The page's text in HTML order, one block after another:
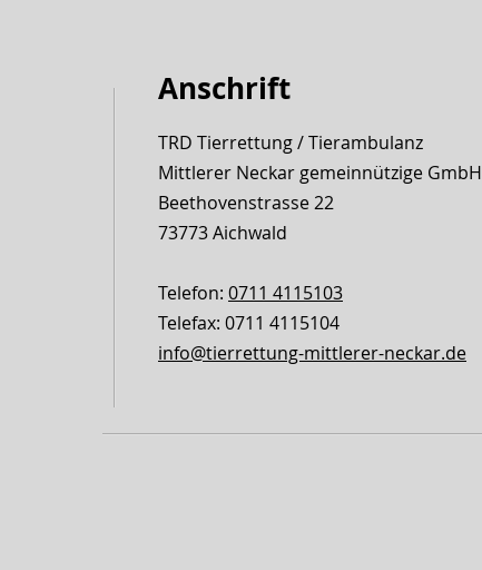
Anschrift
TRD Tierrettung / Tierambulanz
Mittlerer Neckar gemeinnützige GmbH
Beethovenstrasse 22
73773 Aichwald
Telefon: 0711 4115103
Telefax: 0711 4115104
info@tierrettung-mittlerer-neckar.de